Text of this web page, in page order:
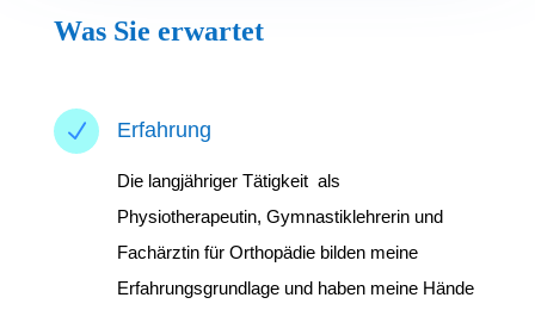
Was Sie erwartet
N Erfahrung
Die langjähriger Tätigkeit als
Physiotherapeutin, Gymnastiklehrerin und
Fachärztin für Orthopädie bilden meine
Erfahrungsgrundlage und haben meine Hände